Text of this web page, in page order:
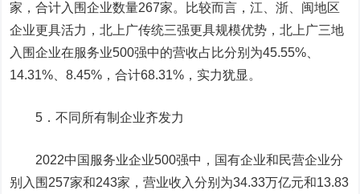
家，合计入围企业数量267家。比较而言，江、浙、闽地区
企业更具活力，北上广传统三强更具规模优势，北上广三地
入围企业在服务业500强中的营收占比分别为45.55%、
14.31%、8.45%，合计68.31%，实力犹显。
5．不同所有制企业齐发力
2022中国服务业企业500强中，国有企业和民营企业分
别入围257家和243家，营业收入分别为34.33万亿元和13.83